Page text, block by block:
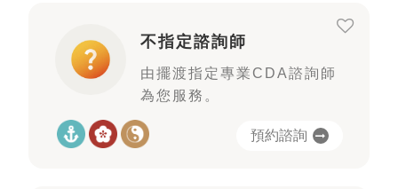
不指定諮詢師
由擺渡指定專業CDA諮詢師
為您服務。
預約諮詢